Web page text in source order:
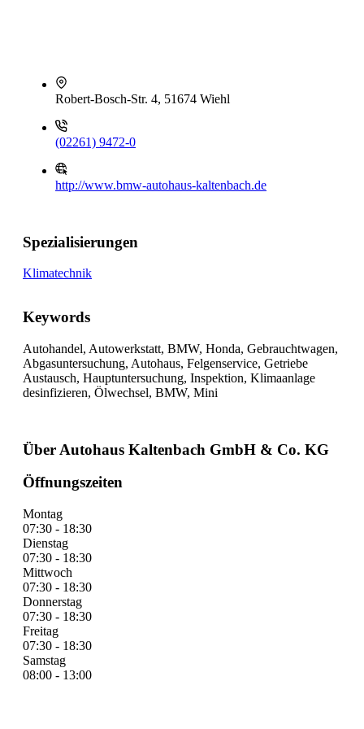
Robert-Bosch-Str. 4, 51674 Wiehl
(02261) 9472-0
http://www.bmw-autohaus-kaltenbach.de
Spezialisierungen
Klimatechnik
Keywords
Autohandel, Autowerkstatt, BMW, Honda, Gebrauchtwagen,
Abgasuntersuchung, Autohaus, Felgenservice, Getriebe
Austausch, Hauptuntersuchung, Inspektion, Klimaanlage
desinfizieren, Ölwechsel, BMW, Mini
Über Autohaus Kaltenbach GmbH & Co. KG
Öffnungszeiten
Montag
07:30 - 18:30
Dienstag
07:30 - 18:30
Mittwoch
07:30 - 18:30
Donnerstag
07:30 - 18:30
Freitag
07:30 - 18:30
Samstag
08:00 - 13:00